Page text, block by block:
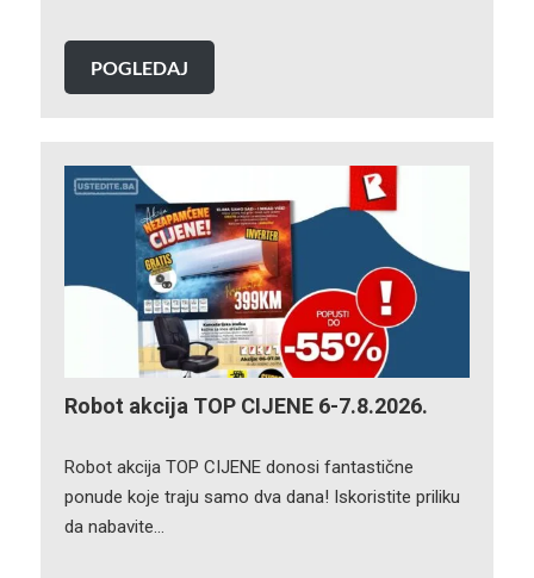
POGLEDAJ
Robot akcija TOP CIJENE 6-7.8.2026.
Robot akcija TOP CIJENE donosi fantastične
ponude koje traju samo dva dana! Iskoristite priliku
da nabavite…